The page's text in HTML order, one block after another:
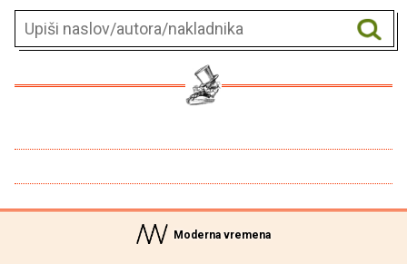
Moderna vremena